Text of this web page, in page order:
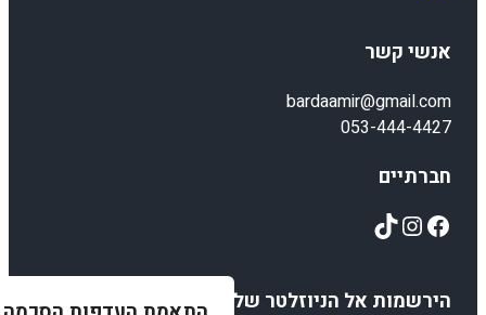
אנשי קשר
bardaamir@gmail.com
053-444-4427
חברתיים
Facebook
Instagram
TikTok
הירשמות אל הניוזלטר שלנו